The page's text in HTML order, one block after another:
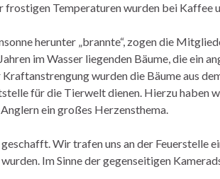
frostigen Temperaturen wurden bei
herunter „brannte“, zogen die
im Wasser liegenden Bäume, die ein
wurden die Bäume aus
für die Tierwelt dienen. Hierzu haben
ein großes Herzensthema.
Wir trafen uns an der
Im Sinne der gegenseitigen